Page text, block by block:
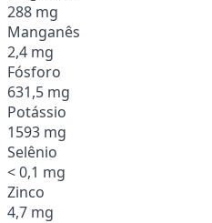
288 mg
Manganês
2,4 mg
Fósforo
631,5 mg
Potássio
1593 mg
Selênio
< 0,1 mg
Zinco
4,7 mg